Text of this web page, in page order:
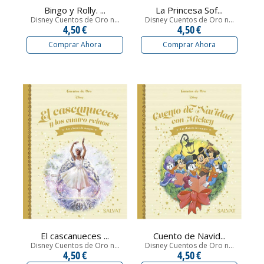
Bingo y Rolly. ...
Disney Cuentos de Oro n...
4,50 €
Comprar Ahora
La Princesa Sof...
Disney Cuentos de Oro n...
4,50 €
Comprar Ahora
El cascanueces ...
Disney Cuentos de Oro n...
4,50 €
Cuento de Navid...
Disney Cuentos de Oro n...
4,50 €